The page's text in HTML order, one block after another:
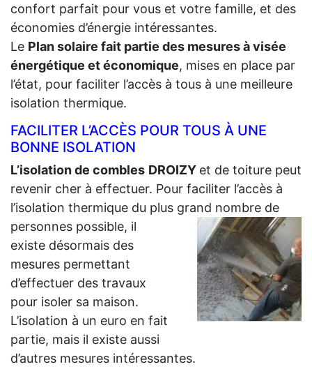
confort parfait pour vous et votre famille, et des
économies d’énergie intéressantes.
Le Plan solaire fait partie des mesures à visée
énergétique et économique, mises en place par
l’état, pour faciliter l’accès à tous à une meilleure
isolation thermique.
FACILITER L’ACCÈS POUR TOUS À UNE
BONNE ISOLATION
L’isolation de combles DROIZY et de toiture peut
revenir cher à effectuer. Pour faciliter l’accès à
l’isolation thermique du plus grand nombre de
personnes possible, il
existe désormais des
mesures permettant
d’effectuer des travaux
pour isoler sa maison.
L’isolation à un euro en fait
partie, mais il existe aussi
d’autres mesures intéressantes.